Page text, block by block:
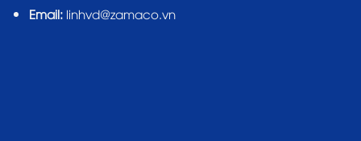
Email:linhvd@zamaco.vn